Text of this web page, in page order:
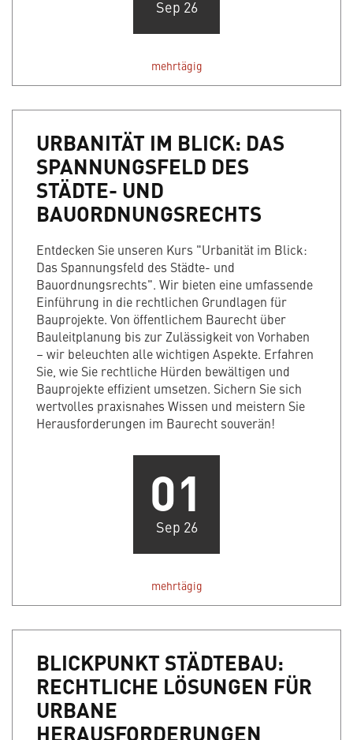
Sep 26
mehrtägig
URBANITÄT IM BLICK: DAS
SPANNUNGSFELD DES
STÄDTE- UND
BAUORDNUNGSRECHTS
Entdecken Sie unseren Kurs "Urbanität im Blick:
Das Spannungsfeld des Städte- und
Bauordnungsrechts". Wir bieten eine umfassende
Einführung in die rechtlichen Grundlagen für
Bauprojekte. Von öffentlichem Baurecht über
Bauleitplanung bis zur Zulässigkeit von Vorhaben
– wir beleuchten alle wichtigen Aspekte. Erfahren
Sie, wie Sie rechtliche Hürden bewältigen und
Bauprojekte effizient umsetzen. Sichern Sie sich
wertvolles praxisnahes Wissen und meistern Sie
Herausforderungen im Baurecht souverän!
01
Sep 26
mehrtägig
BLICKPUNKT STÄDTEBAU:
RECHTLICHE LÖSUNGEN FÜR
URBANE
HERAUSFORDERUNGEN